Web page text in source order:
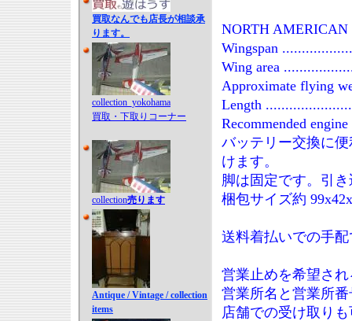
買取なんでも店長が相談承
ります。
collection_yokohama
買取・下取りコーナー
collection売ります
Antique / Vintage / collection
items
NORTH AMERICAN
Wingspan
Wing area
Approximate flying
Length
Recommended
バッテリー交換に
けます。
脚は固定です。引
梱包サイズ約
送料着払いでの手配
営業止めを希望さ
営業所名と営業所
店舗での受け取り